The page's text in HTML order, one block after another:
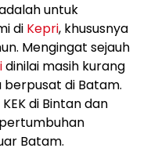
untuk
di Kepri, khususnya
Mengingat sejauh
dinilai masih kurang
di Batam.
di Bintan dan
Batam.